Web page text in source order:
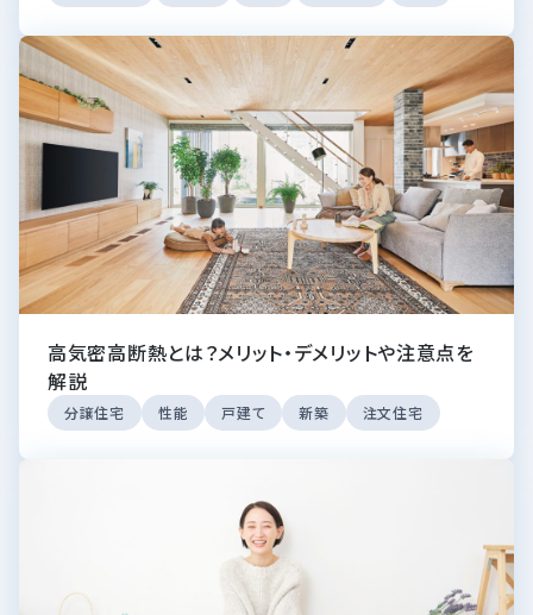
高気密高断熱とは？メリット・デメリットや注意点を
解説
分譲住宅 性能 戸建て 新築 注文住宅